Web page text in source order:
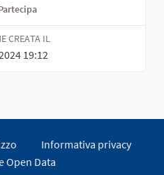
CREATA IL
19:12
Informativa privacy
Open Data